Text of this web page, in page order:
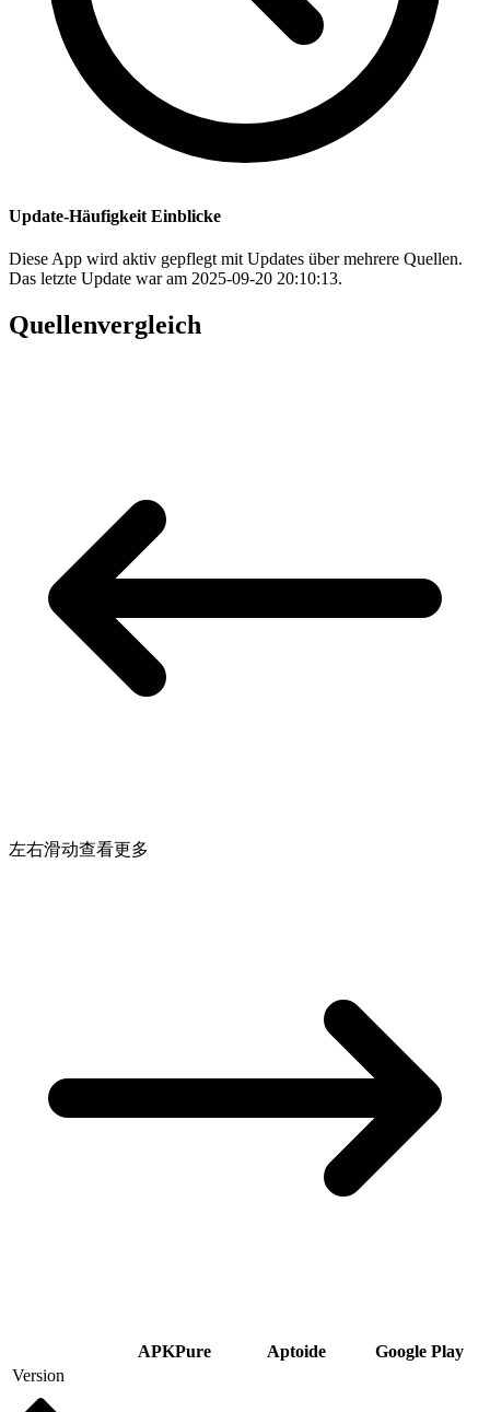
Update-Häufigkeit Einblicke
Diese App wird aktiv gepflegt mit Updates über mehrere Quellen.
Das letzte Update war am 2025-09-20 20:10:13.
Quellenvergleich
左右滑动查看更多
APKPure Aptoide
Google Play
Version